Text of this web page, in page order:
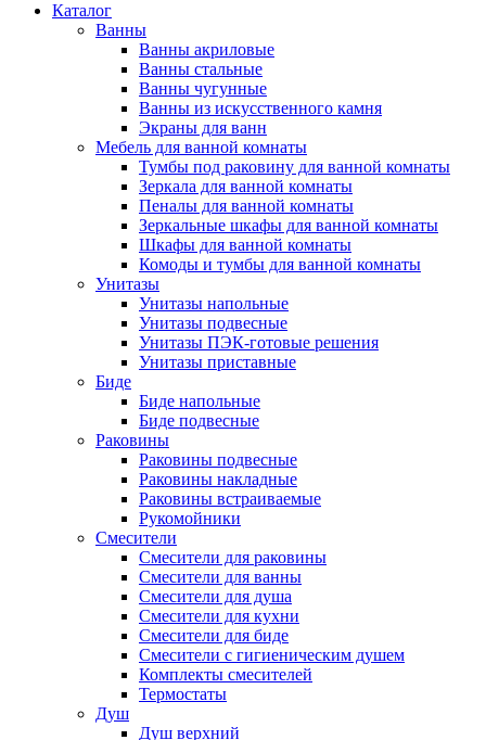
Каталог
Ванны
Ванны акриловые
Ванны стальные
Ванны чугунные
Ванны из искусственного камня
Экраны для ванн
Мебель для ванной комнаты
Тумбы под раковину для ванной комнаты
Зеркала для ванной комнаты
Пеналы для ванной комнаты
Зеркальные шкафы для ванной комнаты
Шкафы для ванной комнаты
Комоды и тумбы для ванной комнаты
Унитазы
Унитазы напольные
Унитазы подвесные
Унитазы ПЭК-готовые решения
Унитазы приставные
Биде
Биде напольные
Биде подвесные
Раковины
Раковины подвесные
Раковины накладные
Раковины встраиваемые
Рукомойники
Смесители
Смесители для раковины
Смесители для ванны
Смесители для душа
Смесители для кухни
Смесители для биде
Смесители с гигиеническим душем
Комплекты смесителей
Термостаты
Душ
Душ верхний